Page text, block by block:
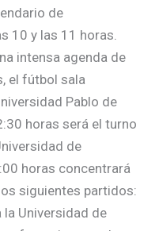
de
10 y las 11 horas.
intensa agenda de
el fútbol sala
Pablo de
horas será el turno
de
horas concentrará
siguientes partidos:
Universidad de